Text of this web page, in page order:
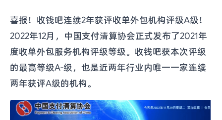
喜报！收钱吧连续2年获评收单外包机构评级A级！
2022年12月，中国支付清算协会正式发布了2021年
度收单外包服务机构评级等级。收钱吧获本次评级
的最高等级A-级，也是近两年行业内唯一一家连续
两年获评A级的机构。